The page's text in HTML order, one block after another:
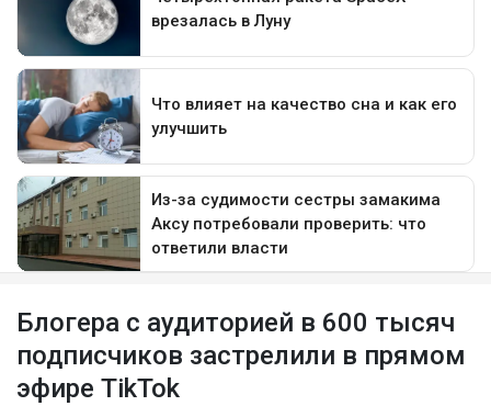
Блогера с аудиторией в 600 тысяч
подписчиков застрелили в прямом
эфире TikTok